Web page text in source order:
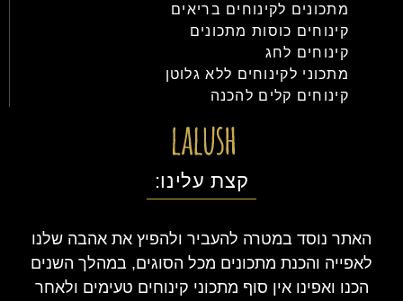
מתכונים לקינוחים בריאים
קינוחים כוסות מתכונים
קינוחים לחג
מתכוני לקינוחים ללא גלוטן
קינוחים קלים להכנה
קצת עלינו:
האתר נוסד במטרה להעביר ולהפיץ את אהבה שלנו
לאפייה והכנת מתכונים מכל הסוגים, במהלך השנים
הכנו ואפינו אין סוף מתכוני קינוחים טעימים ולאחר